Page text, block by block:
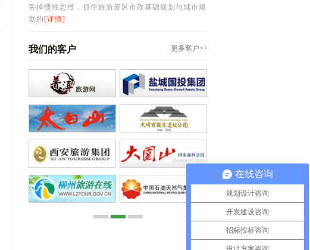
丢掉惯性思维，抓住旅游景区市政基础规划与城市规
划的 [详情]
我们的客户 更多客户>>
在线咨询
规划设计咨询
开发建设咨询
招标投标咨询